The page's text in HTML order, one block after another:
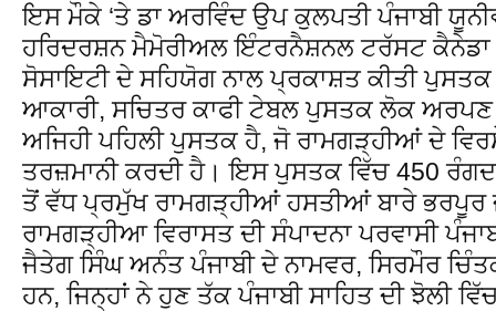
ਇਸ ਮੌਕੇ ‘ਤੇ ਡਾ ਅਰਵਿੰਦ ਉਪ ਕੁਲਪਤੀ ਪੰਜਾਬੀ
ਹਰਿਦਰਸ਼ਨ ਮੈਮੋਰੀਅਲ ਇੰਟਰਨੈਸ਼ਨਲ ਟਰੱਸਟ
ਸੋਸਾਇਟੀ ਦੇ ਸਹਿਯੋਗ ਨਾਲ ਪ੍ਰਕਾਸ਼ਤ ਕੀਤੀ ਪੁਸਤਕ
ਆਕਾਰੀ, ਸਚਿਤਰ ਕਾਫੀ ਟੇਬਲ ਪੁਸਤਕ ਲੋਕ ਅਰਪਣ
ਅਜਿਹੀ ਪਹਿਲੀ ਪੁਸਤਕ ਹੈ, ਜੋ ਰਾਮਗੜ੍ਹੀਆਂ ਦੇ
ਤਰਜ਼ਮਾਨੀ ਕਰਦੀ ਹੈ। ਇਸ ਪੁਸਤਕ ਵਿੱਚ 450
ਤੋਂ ਵੱਧ ਪ੍ਰਮੁੱਖ ਰਾਮਗੜ੍ਹੀਆਂ ਹਸਤੀਆਂ ਬਾਰੇ ਭਰਪੂਰ
ਰਾਮਗੜ੍ਹੀਆ ਵਿਰਾਸਤ ਦੀ ਸੰਪਾਦਨਾ ਪਰਵਾਸੀ
ਜੈਤੇਗ ਸਿੰਘ ਅਨੰਤ ਪੰਜਾਬੀ ਦੇ ਨਾਮਵਰ, ਸਿਰਮੌਰ
ਹਨ, ਜਿਨ੍ਹਾਂ ਨੇ ਹੁਣ ਤੱਕ ਪੰਜਾਬੀ ਸਾਹਿਤ ਦੀ ਝੋਲੀ